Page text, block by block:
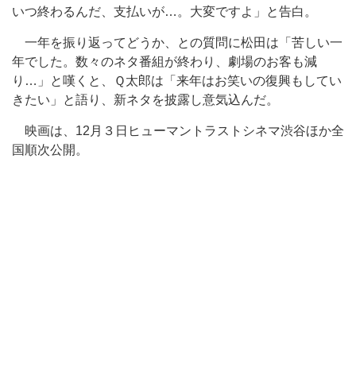
いつ終わるんだ、支払いが…。大変ですよ」と告白。
一年を振り返ってどうか、との質問に松田は「苦しい一
年でした。数々のネタ番組が終わり、劇場のお客も減
り…」と嘆くと、Ｑ太郎は「来年はお笑いの復興もしてい
きたい」と語り、新ネタを披露し意気込んだ。
映画は、12月３日ヒューマントラストシネマ渋谷ほか全
国順次公開。